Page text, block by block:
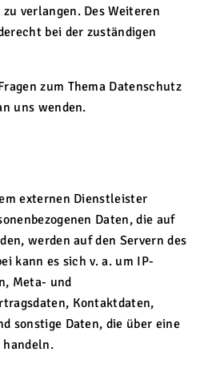
verlangen. Des Weiteren
bei der zuständigen
zum Thema Datenschutz
uns wenden.
externen Dienstleister
Daten, die auf
werden auf den Servern des
kann es sich v. a. um IP-
Meta- und
Kontaktdaten,
sonstige Daten, die über eine
handeln.